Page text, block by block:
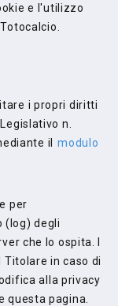
e l'utilizzo
i propri diritti
n.
il
modulo
per
(log) degli
che lo ospita. I
in caso di
alla privacy
questa pagina.